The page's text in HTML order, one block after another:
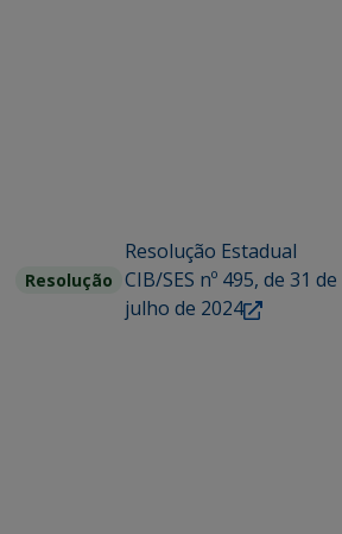
Resolução
Resolução Estadual
CIB/SES nº 495, de 31 de
julho de 2024